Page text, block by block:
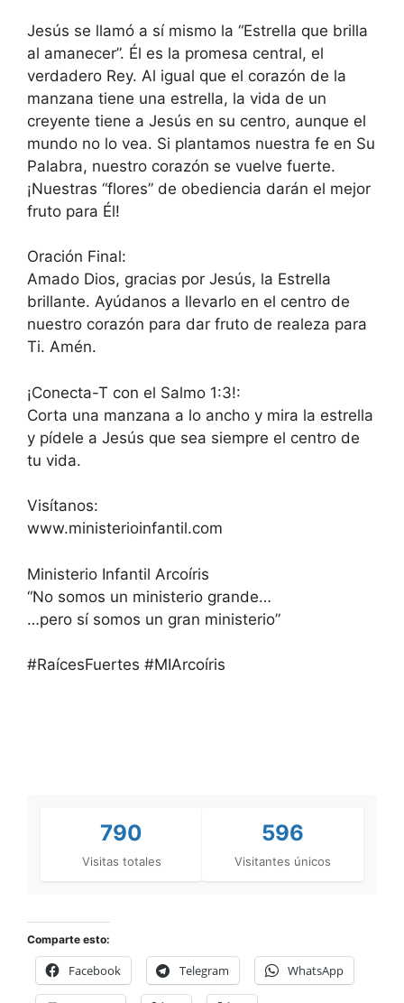
Jesús se llamó a sí mismo la “Estrella que brilla
al amanecer”. Él es la promesa central, el
verdadero Rey. Al igual que el corazón de la
manzana tiene una estrella, la vida de un
creyente tiene a Jesús en su centro, aunque el
mundo no lo vea. Si plantamos nuestra fe en Su
Palabra, nuestro corazón se vuelve fuerte.
¡Nuestras “flores” de obediencia darán el mejor
fruto para Él!
Oración Final:
Amado Dios, gracias por Jesús, la Estrella
brillante. Ayúdanos a llevarlo en el centro de
nuestro corazón para dar fruto de realeza para
Ti. Amén.
¡Conecta-T con el Salmo 1:3!:
Corta una manzana a lo ancho y mira la estrella
y pídele a Jesús que sea siempre el centro de
tu vida.
Visítanos:
www.ministerioinfantil.com
Ministerio Infantil Arcoíris
“No somos un ministerio grande…
…pero sí somos un gran ministerio”
#RaícesFuertes #MIArcoíris
790
Visitas totales
596
Visitantes únicos
Comparte esto:
Facebook Telegram WhatsApp